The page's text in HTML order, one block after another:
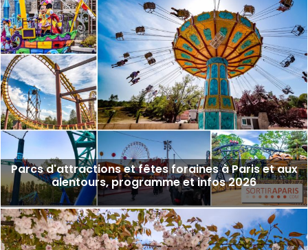
Parcs d'attractions et fêtes foraines à Paris et aux
alentours, programme et infos 2026